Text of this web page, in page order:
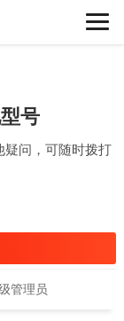
号
疑问，可随时拨打
管理员